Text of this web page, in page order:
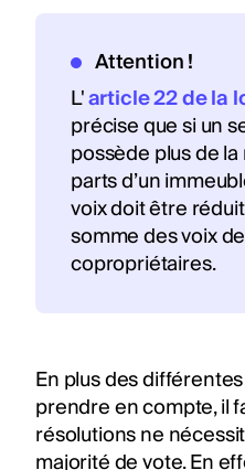
Attention !
L'article 22 de la
précise que si un
possède plus de
parts d’un
voix doit être
somme des voix
copropriétaires.
En plus des
prendre en compte, il
résolutions ne
majorité de vote. En